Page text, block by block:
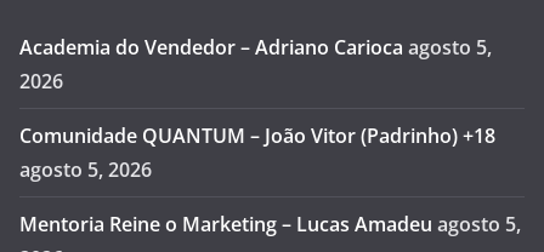
Academia do Vendedor – Adriano Carioca agosto 5,
2026
Comunidade QUANTUM – João Vitor (Padrinho) +18
agosto 5, 2026
Mentoria Reine o Marketing – Lucas Amadeu agosto 5,